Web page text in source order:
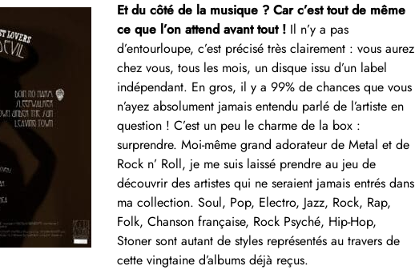
Et du côté de la musique ? Car c’est tout de même
ce que l’on attend avant tout ! Il n’y a pas
d’entourloupe, c’est précisé très clairement : vous aurez
chez vous, tous les mois, un disque issu d’un label
indépendant. En gros, il y a 99% de chances que vous
n’ayez absolument jamais entendu parlé de l’artiste en
question ! C’est un peu le charme de la box :
surprendre. Moi-même grand adorateur de Metal et de
Rock n’ Roll, je me suis laissé prendre au jeu de
découvrir des artistes qui ne seraient jamais entrés dans
ma collection. Soul, Pop, Electro, Jazz, Rock, Rap,
Folk, Chanson française, Rock Psyché, Hip-Hop,
Stoner sont autant de styles représentés au travers de
cette vingtaine d’albums déjà reçus.